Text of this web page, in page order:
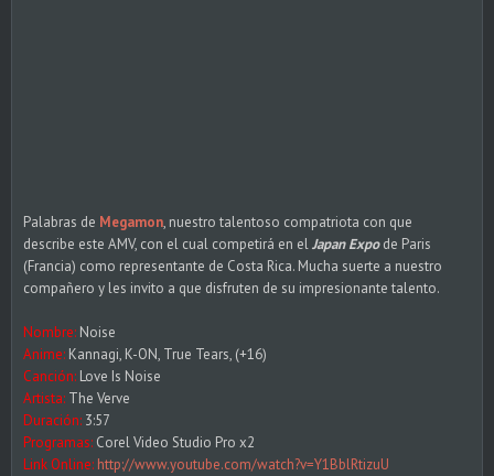
Palabras de Megamon, nuestro talentoso compatriota con que
describe este AMV, con el cual competirá en elJapan Expode Paris
(Francia) como representante de Costa Rica. Mucha suerte a nuestro
compañero y les invito a que disfruten de su impresionante talento.
Nombre: Noise
Anime: Kannagi, K-ON, True Tears, (+16)
Canción: Love Is Noise
Artista: The Verve
Duración: 3:57
Programas: Corel Video Studio Pro x2
Link Online: http://www.youtube.com/watch?v=Y1BblRtizuU